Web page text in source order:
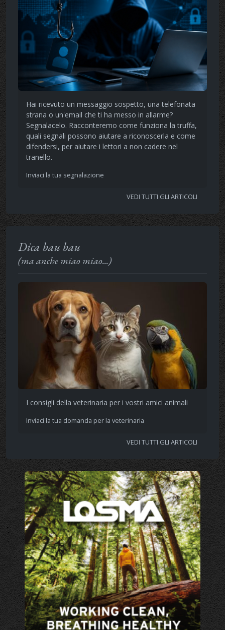
Hai ricevuto un messaggio sospetto, una telefonata
strana o un'email che ti ha messo in allarme?
Segnalacelo. Racconteremo come funziona la truffa,
quali segnali possono aiutare a riconoscerla e come
difendersi, per aiutare i lettori a non cadere nel
tranello.
Inviaci la tua segnalazione
VEDI TUTTI GLI ARTICOLI
Dica bau bau
(ma anche miao miao...)
I consigli della veterinaria per i vostri amici animali
Inviaci la tua domanda per la veterinaria
VEDI TUTTI GLI ARTICOLI